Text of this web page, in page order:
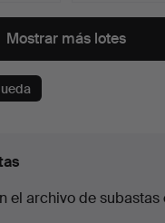
Mostrar más lotes
el archivo de subastas